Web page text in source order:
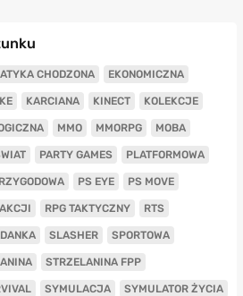
CHODZONA EKONOMICZNA
KARCIANA KINECT KOLEKCJE
MMO MMORPG MOBA
PARTY GAMES PLATFORMOWA
PS EYE PS MOVE
RPG TAKTYCZNY RTS
SLASHER SPORTOWA
STRZELANINA FPP
SYMULACJA SYMULATOR ŻYCIA